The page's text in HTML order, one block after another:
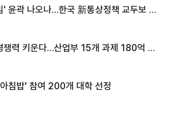
' 윤곽 나오나…한국 新통상정책 교두보 활
쟁력 키운다…산업부 15개 과제 180억 지
침밥' 참여 200개 대학 선정